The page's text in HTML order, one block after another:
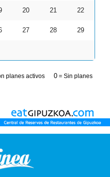
20 21 22
27 28 29
planes activos 0 = Sin planes